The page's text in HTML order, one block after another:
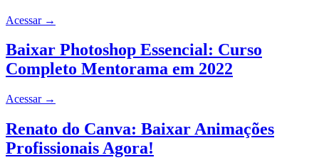
Acessar →
Baixar Photoshop Essencial: Curso
Completo Mentorama em 2022
Acessar →
Renato do Canva: Baixar Animações
Profissionais Agora!